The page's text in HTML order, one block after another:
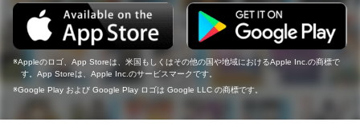
Appleのロゴ、App Storeは、米国もしくはその他の国や地域におけるApple Inc.の商標で
す。App Storeは、Apple Inc.のサービスマークです。
Google Play および Google Play ロゴは Google LLC の商標です。